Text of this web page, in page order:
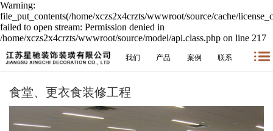
Warning:
file_put_contents(/home/xczs2x4crzts/wwwroot/source/cache/
failed to open stream: Permission denied in
/home/xczs2x4crzts/wwwroot/source/model/api.class.php on line 217
我们 产品 案例 联系
食堂、更衣食装修工程